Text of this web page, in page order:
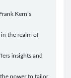
Kern’s
in the realm of
insights and
power to tailor